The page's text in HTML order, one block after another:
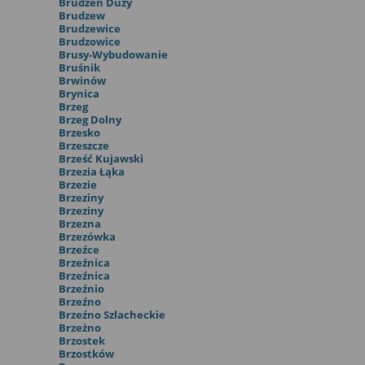
Brudzew
Brudzewice
Brudzowice
Brusy-Wybudowanie
Bruśnik
Brwinów
Brynica
Brzeg
Brzeg Dolny
Brzesko
Brzeszcze
Brześć Kujawski
Brzezia Łąka
Brzezie
Brzeziny
Brzeziny
Brzezna
Brzezówka
Brzeźce
Brzeźnica
Brzeźnica
Brzeźnio
Brzeźno
Brzeźno Szlacheckie
Brzeżno
Brzostek
Brzostków